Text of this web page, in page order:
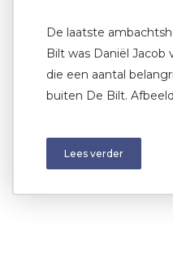
De laatste
Bilt was Daniël Jacob
die een aantal
buiten De Bilt.
Lees verder